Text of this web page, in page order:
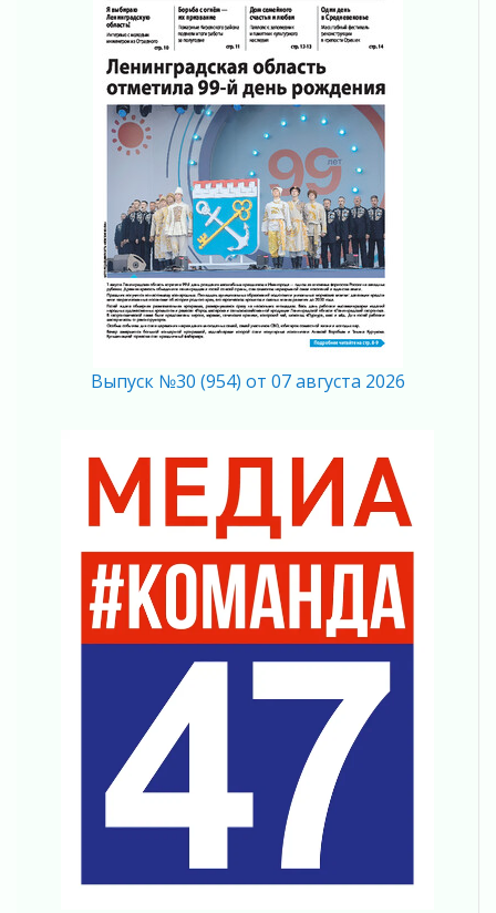
В Ленобласти растет потребление
мобильного трафика
04 августа 2026
Полумрак бьёт по карману
04 августа 2026
Вниманию автомобилистов!
Память, сталь и музыка
04 августа 2026
Регион готовится к выборам
04 августа 2026
Никакого принуждения, только письменное
согласие
Без риска для здоровья и кошелька
04 августа 2026
Что делать со сбережениями
04 августа 2026
Награды нашли строителей
03 августа 2026
Ленобласть повышает производительность
труда в ЖКХ
03 августа 2026
Поддержка волонтерских объединений
Ладожский мост полностью закроют на два
03 августа 2026
Музеи Ленобласти обновляют пространства
Выпуск №30 (954) от 07 августа 2026